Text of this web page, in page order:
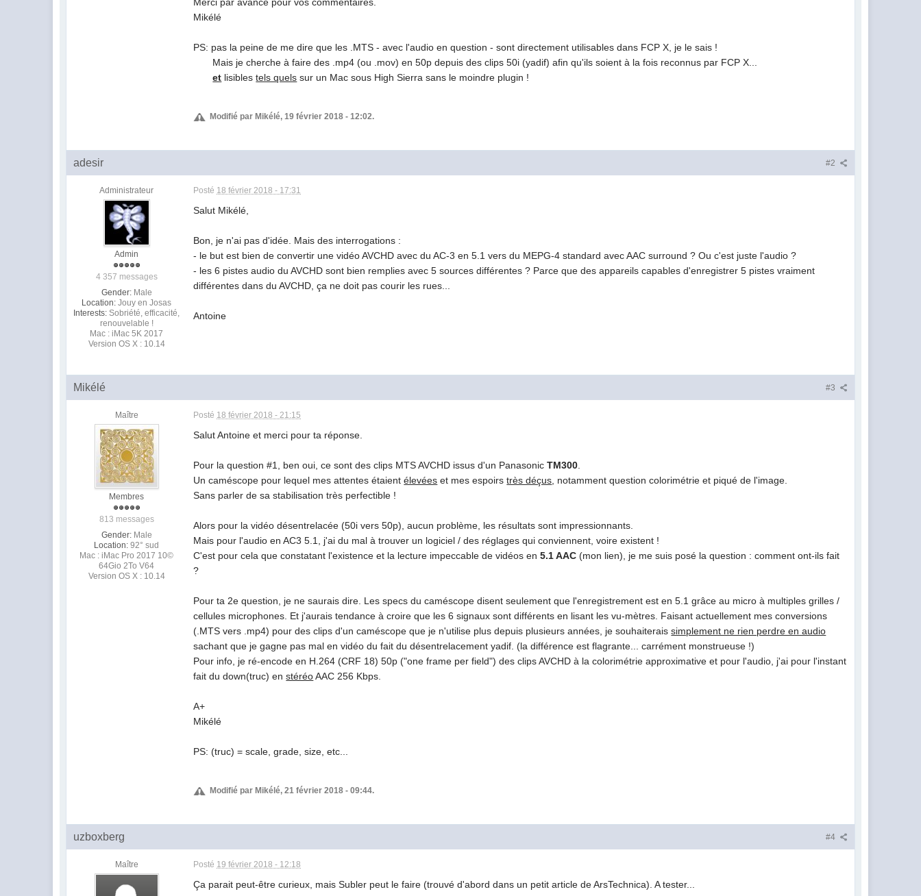
Merci par avance pour vos commentaires.
Mikélé
PS: pas la peine de me dire que les .MTS - avec l'audio en question - sont directement utilisables dans FCP X, je le sais !
Mais je cherche à faire des .mp4 (ou .mov) en 50p depuis des clips 50i (yadif) afin qu'ils soient à la fois reconnus par FCP X...
et lisiblestels quels sur un Mac sous High Sierra sans le moindre plugin !
Modifié par Mikélé, 19 février 2018 - 12:02.
#2
adesir
Administrateur
Admin
4 357 messages
Gender: Male
Location: Jouy en Josas
Interests: Sobriété, efficacité,
renouvelable !
Mac : iMac 5K 2017
Version OS X : 10.14
Posté 18 février 2018 - 17:31
Salut Mikélé,
Bon, je n'ai pas d'idée. Mais des interrogations :
- le but est bien de convertir une vidéo AVCHD avec du AC-3 en 5.1 vers du MEPG-4 standard avec AAC surround ? Ou c'est juste l'audio ?
- les 6 pistes audio du AVCHD sont bien remplies avec 5 sources différentes ? Parce que des appareils capables d'enregistrer 5 pistes vraiment
différentes dans du AVCHD, ça ne doit pas courir les rues...
Antoine
#3
Mikélé
Maître
Membres
813 messages
Gender: Male
Location: 92° sud
Mac : iMac Pro 2017 10©
64Gio 2To V64
Version OS X : 10.14
Posté 18 février 2018 - 21:15
Salut Antoine et merci pour ta réponse.
Pour la question #1, ben oui, ce sont des clips MTS AVCHD issus d'un PanasonicTM300.
Un caméscope pour lequel mes attentes étaientélevées et mes espoirstrès déçus, notamment question colorimétrie et piqué de l'image.
Sans parler de sa stabilisation très perfectible !
Alors pour la vidéo désentrelacée (50i vers 50p), aucun problème, les résultats sont impressionnants.
Mais pour l'audio en AC3 5.1, j'ai du mal à trouver un logiciel / des réglages qui conviennent, voire existent !
C'est pour cela que constatant l'existence et la lecture impeccable de vidéos en5.1 AAC (mon lien), je me suis posé la question : comment ont-ils fait
?
Pour ta 2e question, je ne saurais dire. Les specs du caméscope disent seulement que l'enregistrement est en 5.1 grâce au micro à multiples grilles /
cellules microphones. Et j'aurais tendance à croire que les 6 signaux sont différents en lisant les vu-mètres. Faisant actuellement mes conversions
(.MTS vers .mp4) pour des clips d'un caméscope que je n'utilise plus depuis plusieurs années, je souhaiteraissimplement ne rien perdre en audio
sachant que je gagne pas mal en vidéo du fait du désentrelacement yadif. (la différence est flagrante... carrément monstrueuse !)
Pour info, je ré-encode en H.264 (CRF 18) 50p ("one frame per field") des clips AVCHD à la colorimétrie approximative et pour l'audio, j'ai pour l'instant
fait du down(truc) enstéréoAAC 256 Kbps.
A+
Mikélé
PS: (truc) = scale, grade, size, etc...
Modifié par Mikélé, 21 février 2018 - 09:44.
#4
uzboxberg
Maître Posté 19 février 2018 - 12:18
Ça parait peut-être curieux, mais Subler peut le faire (trouvé d'abord dans un petit article de ArsTechnica). A tester...